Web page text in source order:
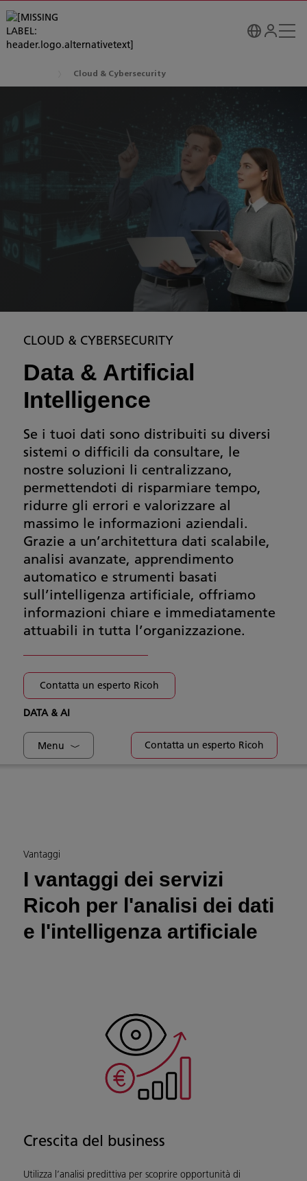
Cloud & Cybersecurity
CLOUD & CYBERSECURITY
Data & Artificial
Intelligence
Se i tuoi dati sono distribuiti su diversi
sistemi o difficili da consultare, le
nostre soluzioni li centralizzano,
permettendoti di risparmiare tempo,
ridurre gli errori e valorizzare al
massimo le informazioni aziendali.
Grazie a un’architettura dati scalabile,
analisi avanzate, apprendimento
automatico e strumenti basati
sull’intelligenza artificiale, offriamo
informazioni chiare e immediatamente
attuabili in tutta l’organizzazione.
Contatta un esperto Ricoh
DATA & AI
Menu Contatta un esperto Ricoh
Vantaggi
I vantaggi dei servizi
Ricoh per l'analisi dei dati
e l'intelligenza artificiale
Crescita del business
Utilizza l’analisi predittiva per scoprire opportunità di